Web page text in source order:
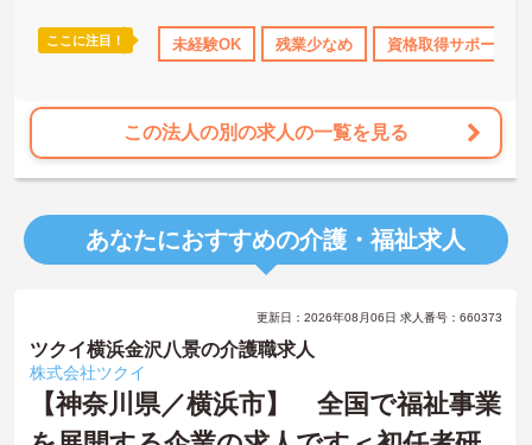
残業少なめ ブランクOK 資格取得サポート 研修制度あり
押しする教育制度も整備されており、入居者様一人ひとりとじっく
り向き合いながら、高いモチベーションを持ってご自身のキャリア
★おすすめPOINT★
【残業が少なく、無理のないペースで働ける環境です】
・育児時間短縮勤務もあり、ライフスタイルの変化にも柔軟に対応
しながら働き続けることが期待できます
【専門資格が評価され、高い収入を目指せます】
することで、保有する資格をしっかりと収入に還元できます
・永年勤続表彰や業績貢献に対する特別表彰制度を設けているた
め、現場での日々の努力や実績が正当に評価され、モチベーション
を高めながら業務に取り組める環境です
【地域に根ざした安定基盤のもとでキャリアを築けます】
ここに注目！ 未経験OK 残業少なめ 資格取得サポート
この法人の別の求人の一覧を見る
あなたにおすすめの介護・福祉求人
更新日：2026年08月06日 求人番号：660373
ツクイ横浜金沢八景の介護職求人
株式会社ツクイ
【神奈川県／横浜市】 全国で福祉事業